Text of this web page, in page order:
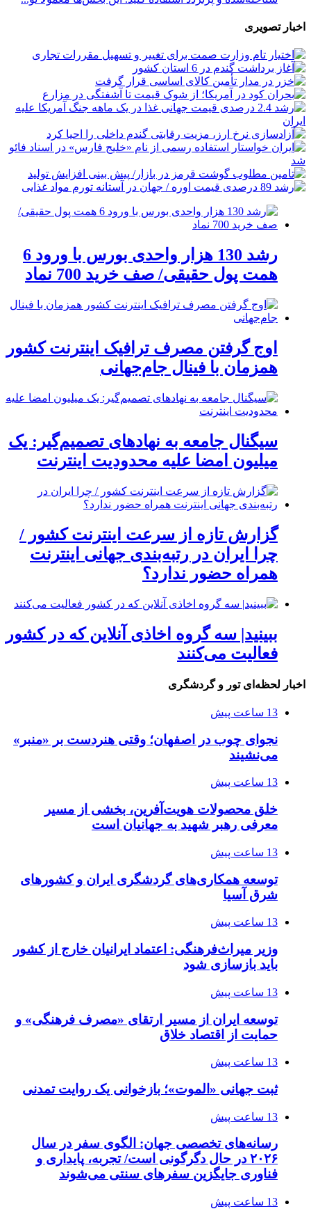
اخبار تصویری
رشد 130 هزار واحدی بورس با ورود 6
همت پول حقیقی/ صف خرید 700 نماد
اوج گرفتن مصرف ترافیک اینترنت کشور
همزمان با فینال جام‌جهانی
سیگنال جامعه به نهادهای تصمیم‌گیر: یک
میلیون امضا علیه محدودیت اینترنت
گزارش تازه از سرعت اینترنت کشور /
چرا ایران در رتبه‌بندی جهانی اینترنت
همراه حضور ندارد؟
ببینید| سه گروه اخاذی آنلاین که در کشور
فعالیت می‌کنند
اخبار لحظه‌ای تور و گردشگری
13 ساعت پیش
نجوای چوب در اصفهان؛ وقتی هنردست بر «منبر»
می‌نشیند
13 ساعت پیش
خلق محصولات هویت‌آفرین، بخشی از مسیر
معرفی رهبر شهید به جهانیان است
13 ساعت پیش
توسعه همکاری‌های گردشگری ایران و کشورهای
شرق آسیا
13 ساعت پیش
وزیر میراث‌فرهنگی: اعتماد ایرانیان خارج از کشور
باید بازسازی شود
13 ساعت پیش
توسعه ایران از مسیر ارتقای «مصرف فرهنگی» و
حمایت از اقتصاد خلاق
13 ساعت پیش
ثبت جهانی «الموت»؛ بازخوانی یک روایت تمدنی
13 ساعت پیش
رسانه‌های تخصصی جهان: الگوی سفر در سال
۲۰۲۶ در حال دگرگونی است/ تجربه، پایداری و
فناوری جایگزین سفرهای سنتی می‌شوند
13 ساعت پیش